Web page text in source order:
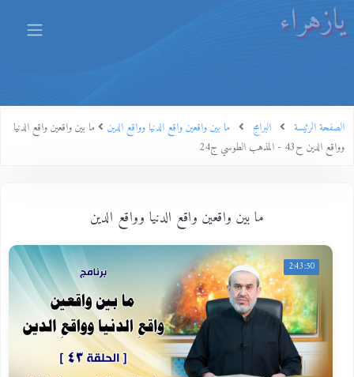
يازهراء
الصفحة الرئيسة البرامج ما بين واقعين واقع الدنيا وواقع الدين
ما بين واقعين واقع الدنيا
وواقع الدين ح43 - المذهب الطوسي ج24
ما بين واقعين واقع الدنيا وواقع الدين
2:43:50